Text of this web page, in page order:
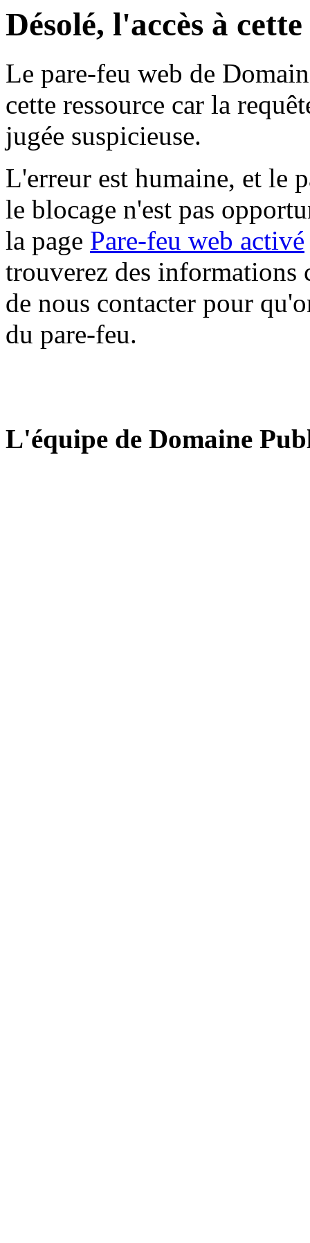
Désolé, l'accès à
Le pare-feu web de
cette ressource car la
jugée suspicieuse.
L'erreur est humaine, et le
le blocage n'est pas
la page Pare-feu web activé
trouverez des informations
de nous contacter pour
du pare-feu.
L'équipe de Domaine